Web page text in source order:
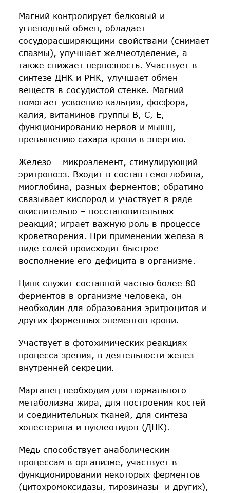
Магний контролирует белковый и
углеводный обмен, обладает
сосудорасширяющими свойствами (снимает
спазмы), улучшает желчеотделение, а
также снижает нервозность. Участвует в
синтезе ДНК и РНК, улучшает обмен
веществ в сосудистой стенке. Магний
помогает усвоению кальция, фосфора,
калия, витаминов группы В, С, Е,
функционированию нервов и мышц,
превышению сахара крови в энергию.
Железо – микроэлемент, стимулирующий
эритропоэз. Входит в состав гемоглобина,
миоглобина, разных ферментов; обратимо
связывает кислород и участвует в ряде
окислительно – восстановительных
реакций; играет важную роль в процессе
кроветворения. При применении железа в
виде солей происходит быстрое
восполнение его дефицита в организме.
Цинк служит составной частью более 80
ферментов в организме человека, он
необходим для образования эритроцитов и
других форменных элементов крови.
Участвует в фотохимических реакциях
процесса зрения, в деятельности желез
внутренней секреции.
Марганец необходим для нормального
метаболизма жира, для построения костей
и соединительных тканей, для синтеза
холестерина и нуклеотидов (ДНК).
Медь способствует анаболическим
процессам в организме, участвует в
функционировании некоторых ферментов
(цитохромоксидазы, тирозиназы и других),